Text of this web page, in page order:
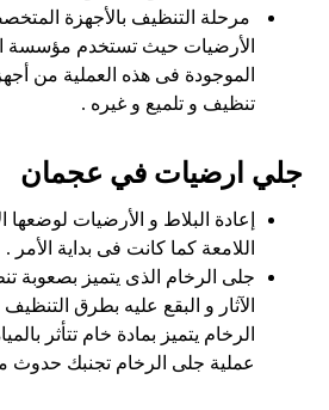
مرحلة التنظيف بالأجهزة
الأرضيات حيث تستخدم مؤسسة
الموجودة فى هذه العملية من
تنظيف و تلميع و غيره .
جلي ارضيات في عجمان
إعادة البلاط و الأرضيات لوضعها
اللامعة كما كانت فى بداية الأمر .
جلى الرخام الذى يتميز بصعوبة
الآثار و البقع عليه بطرق
الرخام يتميز بمادة خام تتأثر
عملية جلى الرخام تجنبك حدوث